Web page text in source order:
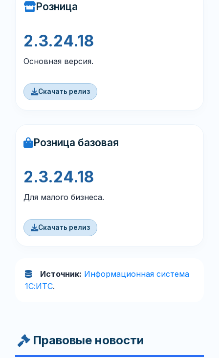
Розница
2.3.24.18
Основная версия.
Скачать релиз
Розница базовая
2.3.24.18
Для малого бизнеса.
Скачать релиз
Источник: Информационная система
1С:ИТС.
Правовые новости